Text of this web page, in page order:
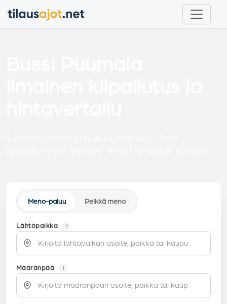
Meno-paluu Pelkkä meno
Lähtöpaikka i
Määränpää i